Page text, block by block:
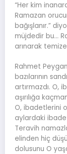
“Her kim
Ramazan
bağışlanır.”
müjdedir bu…
arınarak
Rahmet
bazılarının
artırmazdı. O,
aşırılığa
O, ibadetlerini
aylardaki
Teravih
elinden hiç
dolusunu O